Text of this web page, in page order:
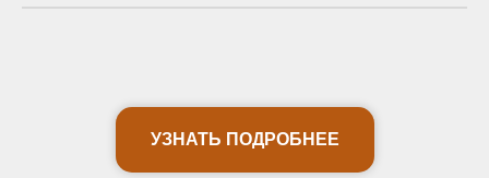
УЗНАТЬ ПОДРОБНЕЕ